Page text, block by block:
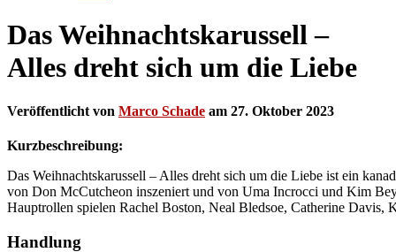
Das Weihnachtskarussell –
Alles dreht sich um die Liebe
Veröffentlicht von Marco Schade am 27. Oktober 2023
Kurzbeschreibung:
Das Weihnachtskarussell – Alles dreht sich um die Liebe ist ein
von Don McCutcheon inszeniert und von Uma Incrocci und Kim
Hauptrollen spielen Rachel Boston, Neal Bledsoe, Catherine Davis,
Handlung